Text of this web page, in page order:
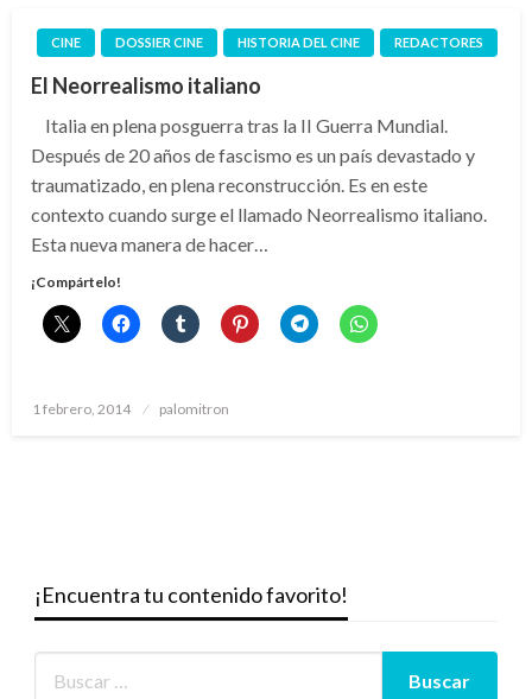
CINE DOSSIER CINE HISTORIA DEL CINE REDACTORES
El Neorrealismo italiano
Italia en plena posguerra tras la II Guerra Mundial.
Después de 20 años de fascismo es un país devastado y
traumatizado, en plena reconstrucción. Es en este
contexto cuando surge el llamado Neorrealismo italiano.
Esta nueva manera de hacer…
¡Compártelo!
Publicado
1 febrero, 2014 palomitron
¡Encuentra tu contenido favorito!